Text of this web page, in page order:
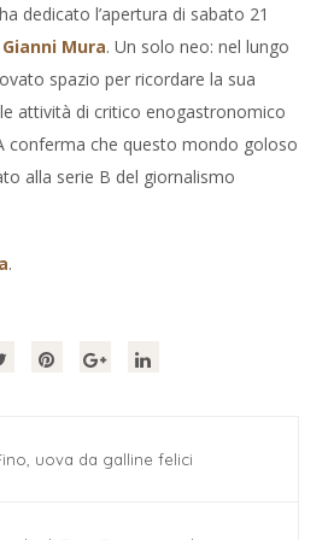
dedicato l’apertura di sabato 21
Gianni Mura. Un solo neo: nel lungo
spazio per ricordare la sua
attività di critico enogastronomico
conferma che questo mondo goloso
alla serie B del giornalismo
.
uova da galline felici